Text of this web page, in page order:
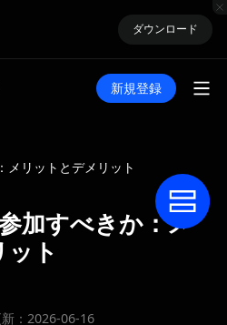
ダウンロード
新規登録
メリットとデメリット
加すべきか：メ
ット
新：2026-06-16